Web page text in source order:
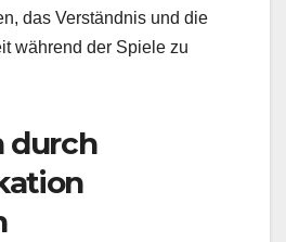
das Verständnis und die
während der Spiele zu
durch